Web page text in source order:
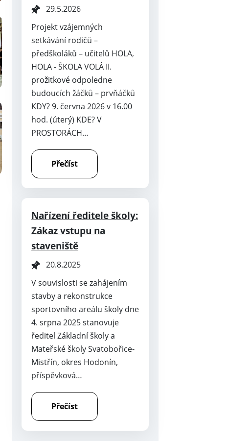
29.5.2026
Projekt vzájemných
setkávání rodičů –
předškoláků – učitelů HOLA,
HOLA - ŠKOLA VOLÁ II.
prožitkové odpoledne
budoucích žáčků – prvňáčků
KDY? 9. června 2026 v 16.00
hod. (úterý) KDE? V
PROSTORÁCH…
Přečíst
Nařízení ředitele školy:
Zákaz vstupu na
staveniště
20.8.2025
V souvislosti se zahájením
stavby a rekonstrukce
sportovního areálu školy dne
4. srpna 2025 stanovuje
ředitel Základní školy a
Mateřské školy Svatobořice-
Mistřín, okres Hodonín,
příspěvková…
Přečíst